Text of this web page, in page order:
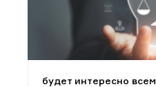
будет интересно всем